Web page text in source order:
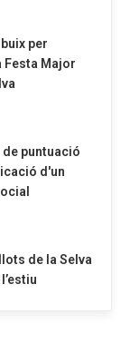
per
Major
puntuació
d'un
de la Selva